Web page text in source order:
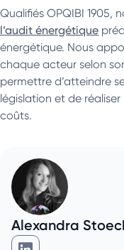
Qualifiés OPQIBI
l’audit énergétique
énergétique. Nous
chaque acteur selon
permettre d’atteindre
législation et de
coûts.
Alexandra